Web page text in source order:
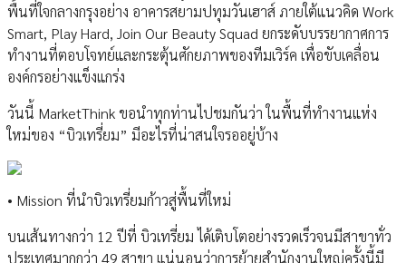
พื้นที่ใจกลางกรุงอย่าง อาคารสยามปทุมวันเฮาส์ ภายใต้แนวคิด Work
Smart, Play Hard, Join Our Beauty Squad ยกระดับบรรยากาศการ
ทำงานที่ตอบโจทย์และกระตุ้นศักยภาพของทีมเวิร์ค เพื่อขับเคลื่อน
องค์กรอย่างแข็งแกร่ง
วันนี้ MarketThink ขอนำทุกท่านไปชมกันว่า ในพื้นที่ทำงานแห่ง
ใหม่ของ “บิวเทรี่ยม” มีอะไรที่น่าสนใจรออยู่บ้าง
• Mission ที่นำบิวเทรี่ยมก้าวสู่พื้นที่ใหม่
บนเส้นทางกว่า 12 ปีที่ บิวเทรี่ยม ได้เติบโตอย่างรวดเร็วจนมีสาขาทั่ว
ประเทศมากกว่า 49 สาขา แน่นอนว่าการย้ายสำนักงานใหญ่ครั้งนี้มี